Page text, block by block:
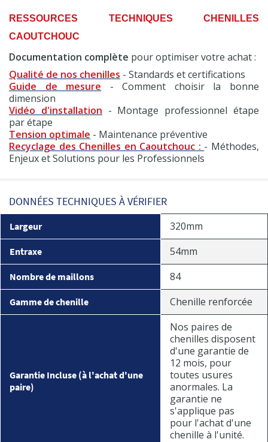
RESSOURCES TECHNIQUES CHENILLES
CAOUTCHOUC
Documentation complète pour optimiser votre achat :
Qualité de nos chenilles - Standards et certifications
Guide de mesure - Comment choisir la bonne
dimension
Vidéo d'installation - Montage professionnel étape
par étape
Tension optimale - Maintenance préventive
Recyclage des Chenilles en Caoutchouc : - Méthodes,
Enjeux et Solutions pour les Professionnels
DONNÉES TECHNIQUES À VÉRIFIER
Largeur 320mm
Entraxe 54mm
Nombre de maillons 84
Gamme de chenille Chenille renforcée
Garantie Incluse (à l'achat d'une
paire)
Nos paires de
chenilles disposent
d'une garantie de
12 mois, pour
toutes usures
anormales. La
garantie ne
s'applique pas
pour l'achat d'une
chenille à l'unité.